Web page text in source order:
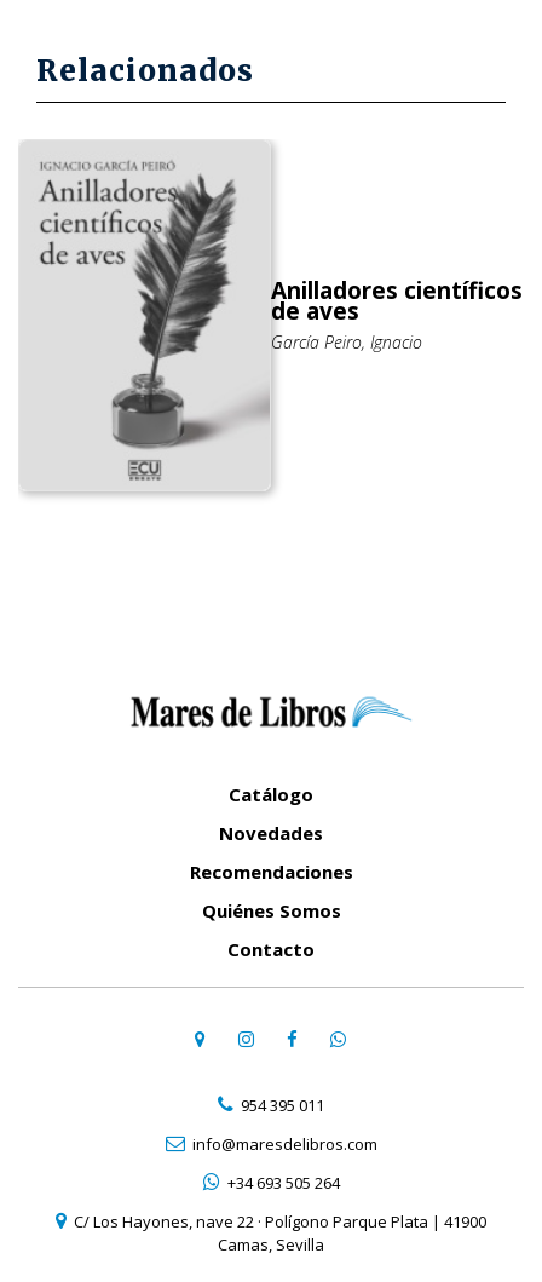
Relacionados
Anilladores científicos
de aves
García Peiro, Ignacio
Catálogo
Novedades
Recomendaciones
Quiénes Somos
Contacto
954 395 011
info@maresdelibros.com
+34 693 505 264
C/ Los Hayones, nave 22 · Polígono Parque Plata | 41900
Camas, Sevilla